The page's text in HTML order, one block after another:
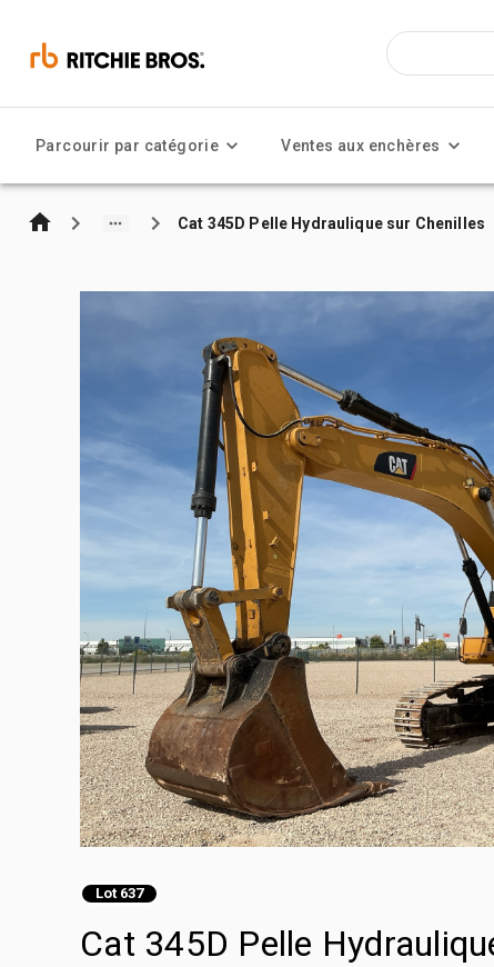
Parcourir par catégorie Ventes aux enchères
Cat 345D Pelle Hydraulique sur Chenilles
Lot 637
Cat 345D Pelle